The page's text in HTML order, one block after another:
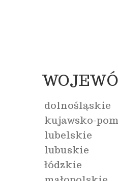
dolnośląskie
kujawsko-
lubelskie
lubuskie
łódzkie